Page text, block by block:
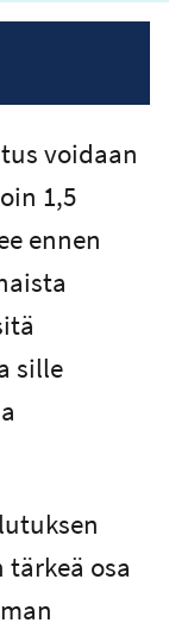
voidaan
1,5
ennen
sille
osa